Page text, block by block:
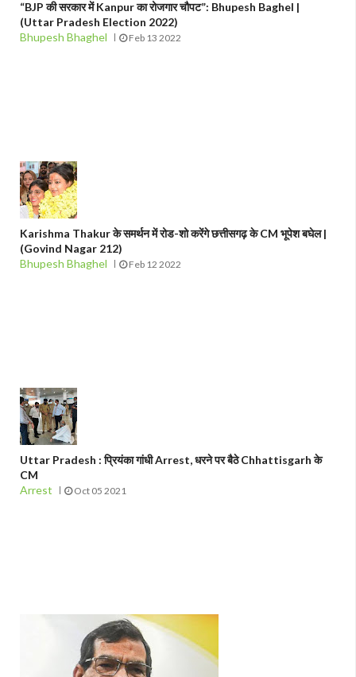
“BJP की सरकार में Kanpur का रोजगार चौपट”: Bhupesh Baghel |
(Uttar Pradesh Election 2022)
Bhupesh Bhaghel
Feb 13 2022
Karishma Thakur के समर्थन में रोड-शो करेंगे छत्तीसगढ़ के CM भूपेश बघेल |
(Govind Nagar 212)
Bhupesh Bhaghel
Feb 12 2022
Uttar Pradesh : प्रियंका गांधी Arrest, धरने पर बैठे Chhattisgarh के
CM
Arrest
Oct 05 2021